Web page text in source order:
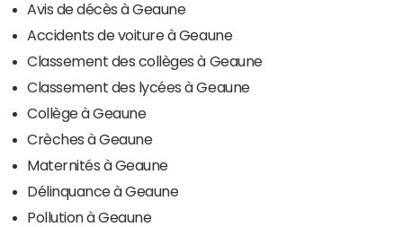
Avis de décès à Geaune
Accidents de voiture à Geaune
Classement des collèges à Geaune
Classement des lycées à Geaune
Collège à Geaune
Crèches à Geaune
Maternités à Geaune
Délinquance à Geaune
Pollution à Geaune